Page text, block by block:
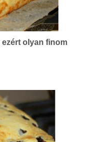
olyan finom